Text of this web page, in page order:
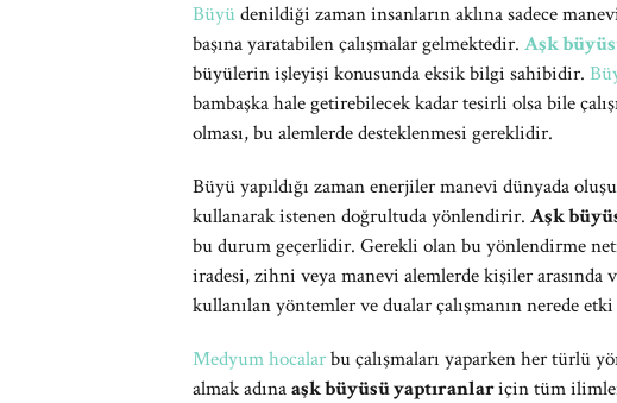
Büyü denildiği zaman insanların aklına sadece
başına yaratabilen çalışmalar gelmektedir. Aşk
büyülerin işleyişi konusunda eksik bilgi sahibidir.
bambaşka hale getirebilecek kadar tesirli olsa bile
olması, bu alemlerde desteklenmesi gereklidir.
Büyü yapıldığı zaman enerjiler manevi dünyada
kullanarak istenen doğrultuda yönlendirir. Aşk
bu durum geçerlidir. Gerekli olan bu yönlendirme
iradesi, zihni veya manevi alemlerde kişiler arasında
kullanılan yöntemler ve dualar çalışmanın nerede
Medyum hocalarbu çalışmaları yaparken her türlü
almak adınaaşk büyüsü yaptıranlariçin tüm